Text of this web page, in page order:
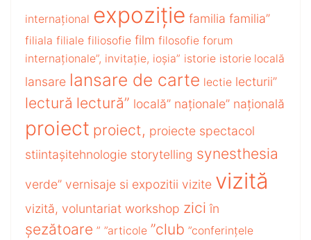
internațional expoziție familia familia”
filiala filiale filiosofie film filosofie forum
internaționale”, invitație, ioșia” istorie istorie locală
lansare lansare de carte lectie lecturii”
lectură lectură” locală” naționale” națională
proiect proiect, proiecte spectacol
stiintașitehnologie storytelling synesthesia
verde” vernisaje si expozitii vizite vizită
vizită, voluntariat workshop zici în
șezătoare ” ”articole ”club ”conferințele